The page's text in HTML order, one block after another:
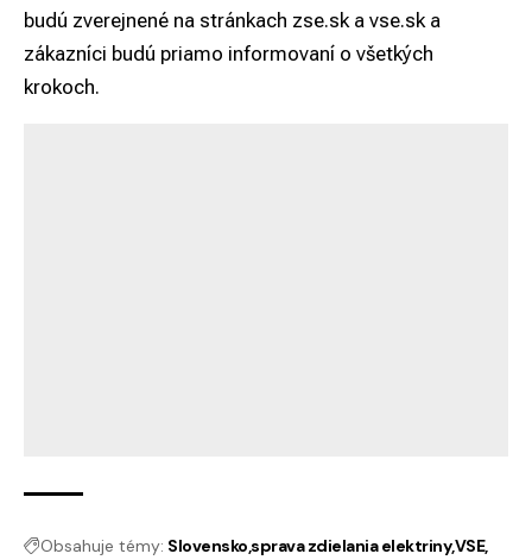
budú zverejnené na stránkach zse.sk a vse.sk a
zákazníci budú priamo informovaní o všetkých
krokoch.
Obsahuje témy: Slovenskosprava zdielania elektrinyVSE